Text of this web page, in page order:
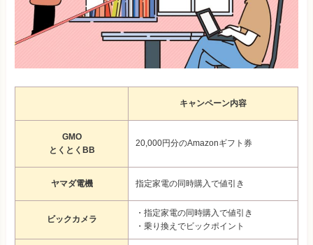
キャンペーン内容
GMO
とくとくBB
20,000円分のAmazonギフト券
ヤマダ電機 指定家電の同時購入で値引き
ビックカメラ
・指定家電の同時購入で値引き
・乗り換えでビックポイント